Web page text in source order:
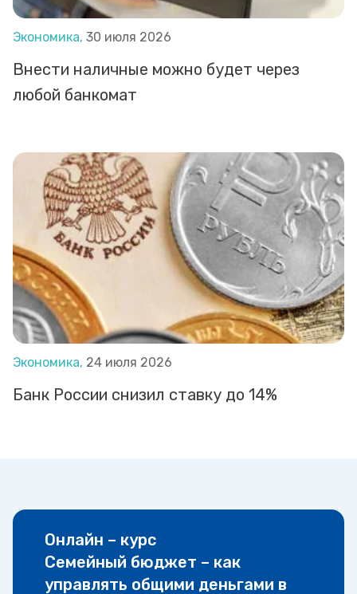
Экономика, 30 июля 2026
Внести наличные можно будет через
любой банкомат
Экономика, 24 июля 2026
Банк России снизил ставку до 14%
Онлайн – курс
Семейный бюджет – как
управлять общими деньгами в